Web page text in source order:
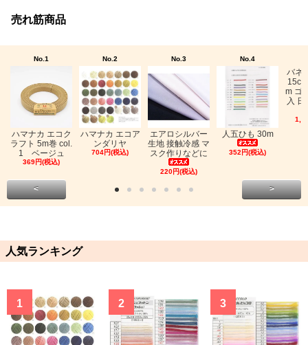
売れ筋商品
No.1
ハマナカ エコク
ラフト 5m巻 col.
1 ベージュ
369円(税込)
No.2
ハマナカ エコア
ンダリヤ
704円(税込)
No.3
エアロシルバー
生地 接触冷感 マ
スク作りなどに
220円(税込)
No.4
人五ひも 30m
352円(税込)
バネ
m ゴ
入
< >
人気ランキング
1 2 3